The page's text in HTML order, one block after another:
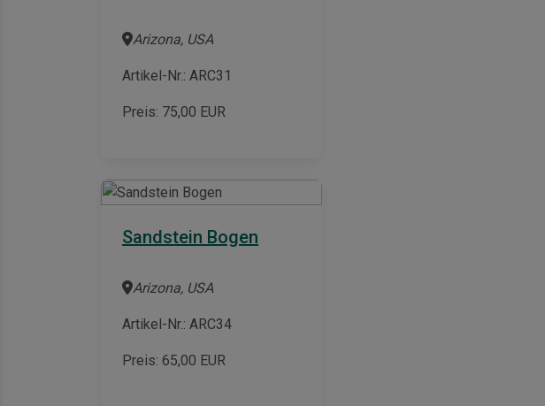
Arizona, USA
Artikel-Nr.: ARC31
Preis: 75,00 EUR
Sandstein Bogen
Arizona, USA
Artikel-Nr.: ARC34
Preis: 65,00 EUR